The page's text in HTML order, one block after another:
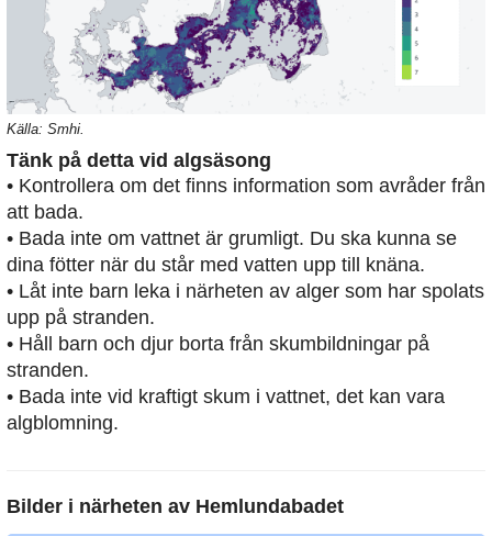
Källa: Smhi.
Tänk på detta vid algsäsong
• Kontrollera om det finns information som avråder från
att bada.
• Bada inte om vattnet är grumligt. Du ska kunna se
dina fötter när du står med vatten upp till knäna.
• Låt inte barn leka i närheten av alger som har spolats
upp på stranden.
• Håll barn och djur borta från skumbildningar på
stranden.
• Bada inte vid kraftigt skum i vattnet, det kan vara
algblomning.
Bilder i närheten av Hemlundabadet